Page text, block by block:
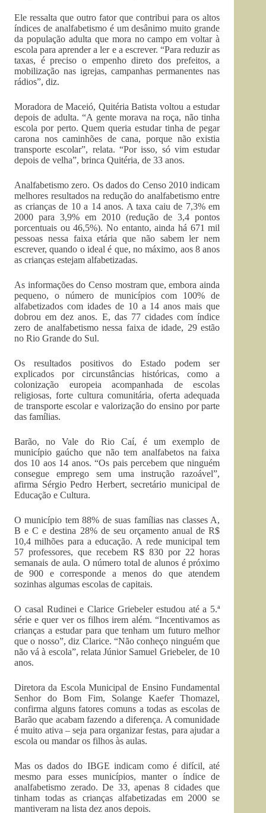
Ele ressalta que outro fator que contribui para os altos
índices de analfabetismo é um desânimo muito grande
da população adulta que mora no campo em voltar à
escola para aprender a ler e a escrever. “Para reduzir as
taxas, é preciso o empenho direto dos prefeitos, a
mobilização nas igrejas, campanhas permanentes nas
rádios”, diz.
Moradora de Maceió, Quitéria Batista voltou a estudar
depois de adulta. “A gente morava na roça, não tinha
escola por perto. Quem queria estudar tinha de pegar
carona nos caminhões de cana, porque não existia
transporte escolar”, relata. “Por isso, só vim estudar
depois de velha”, brinca Quitéria, de 33 anos.
Analfabetismo zero. Os dados do Censo 2010 indicam
melhores resultados na redução do analfabetismo entre
as crianças de 10 a 14 anos. A taxa caiu de 7,3% em
2000 para 3,9% em 2010 (redução de 3,4 pontos
porcentuais ou 46,5%). No entanto, ainda há 671 mil
pessoas nessa faixa etária que não sabem ler nem
escrever, quando o ideal é que, no máximo, aos 8 anos
as crianças estejam alfabetizadas.
As informações do Censo mostram que, embora ainda
pequeno, o número de municípios com 100% de
alfabetizados com idades de 10 a 14 anos mais que
dobrou em dez anos. E, das 77 cidades com índice
zero de analfabetismo nessa faixa de idade, 29 estão
no Rio Grande do Sul.
Os resultados positivos do Estado podem ser
explicados por circunstâncias históricas, como a
colonização europeia acompanhada de escolas
religiosas, forte cultura comunitária, oferta adequada
de transporte escolar e valorização do ensino por parte
das famílias.
Barão, no Vale do Rio Caí, é um exemplo de
município gaúcho que não tem analfabetos na faixa
dos 10 aos 14 anos. “Os pais percebem que ninguém
consegue emprego sem uma instrução razoável”,
afirma Sérgio Pedro Herbert, secretário municipal de
Educação e Cultura.
O município tem 88% de suas famílias nas classes A,
B e C e destina 28% de seu orçamento anual de R$
10,4 milhões para a educação. A rede municipal tem
57 professores, que recebem R$ 830 por 22 horas
semanais de aula. O número total de alunos é próximo
de 900 e corresponde a menos do que atendem
sozinhas algumas escolas de capitais.
O casal Rudinei e Clarice Griebeler estudou até a 5.ª
série e quer ver os filhos irem além. “Incentivamos as
crianças a estudar para que tenham um futuro melhor
que o nosso”, diz Clarice. “Não conheço ninguém que
não vá à escola”, relata Júnior Samuel Griebeler, de 10
anos.
Diretora da Escola Municipal de Ensino Fundamental
Senhor do Bom Fim, Solange Kaefer Thomazel,
confirma alguns fatores comuns a todas as escolas de
Barão que acabam fazendo a diferença. A comunidade
é muito ativa – seja para organizar festas, para ajudar a
escola ou mandar os filhos às aulas.
Mas os dados do IBGE indicam como é difícil, até
mesmo para esses municípios, manter o índice de
analfabetismo zerado. De 33, apenas 8 cidades que
tinham todas as crianças alfabetizadas em 2000 se
mantiveram na lista dez anos depois.